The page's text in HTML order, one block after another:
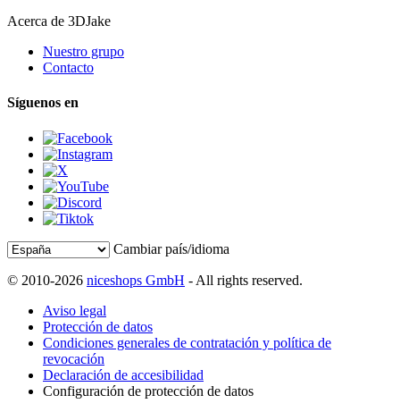
Acerca de 3DJake
Nuestro grupo
Contacto
Síguenos en
Cambiar país/idioma
© 2010-2026 niceshops GmbH - All rights reserved.
Aviso legal
Protección de datos
Condiciones generales de contratación y política de
revocación
Declaración de accesibilidad
Configuración de protección de datos